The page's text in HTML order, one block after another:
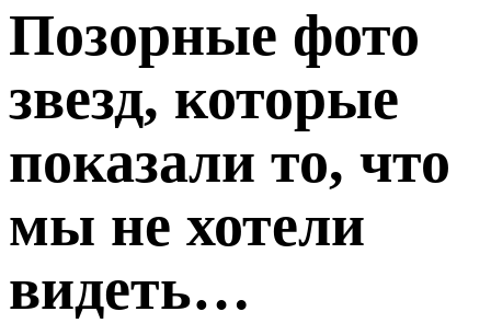
Позорные фото
звезд, которые
показали то, что
мы не хотели
видеть…